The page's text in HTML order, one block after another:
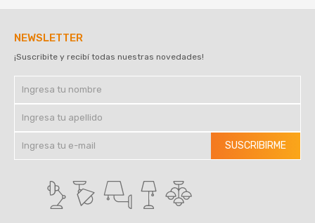
NEWSLETTER
¡Suscribite y recibí todas nuestras novedades!
SUSCRIBIRME